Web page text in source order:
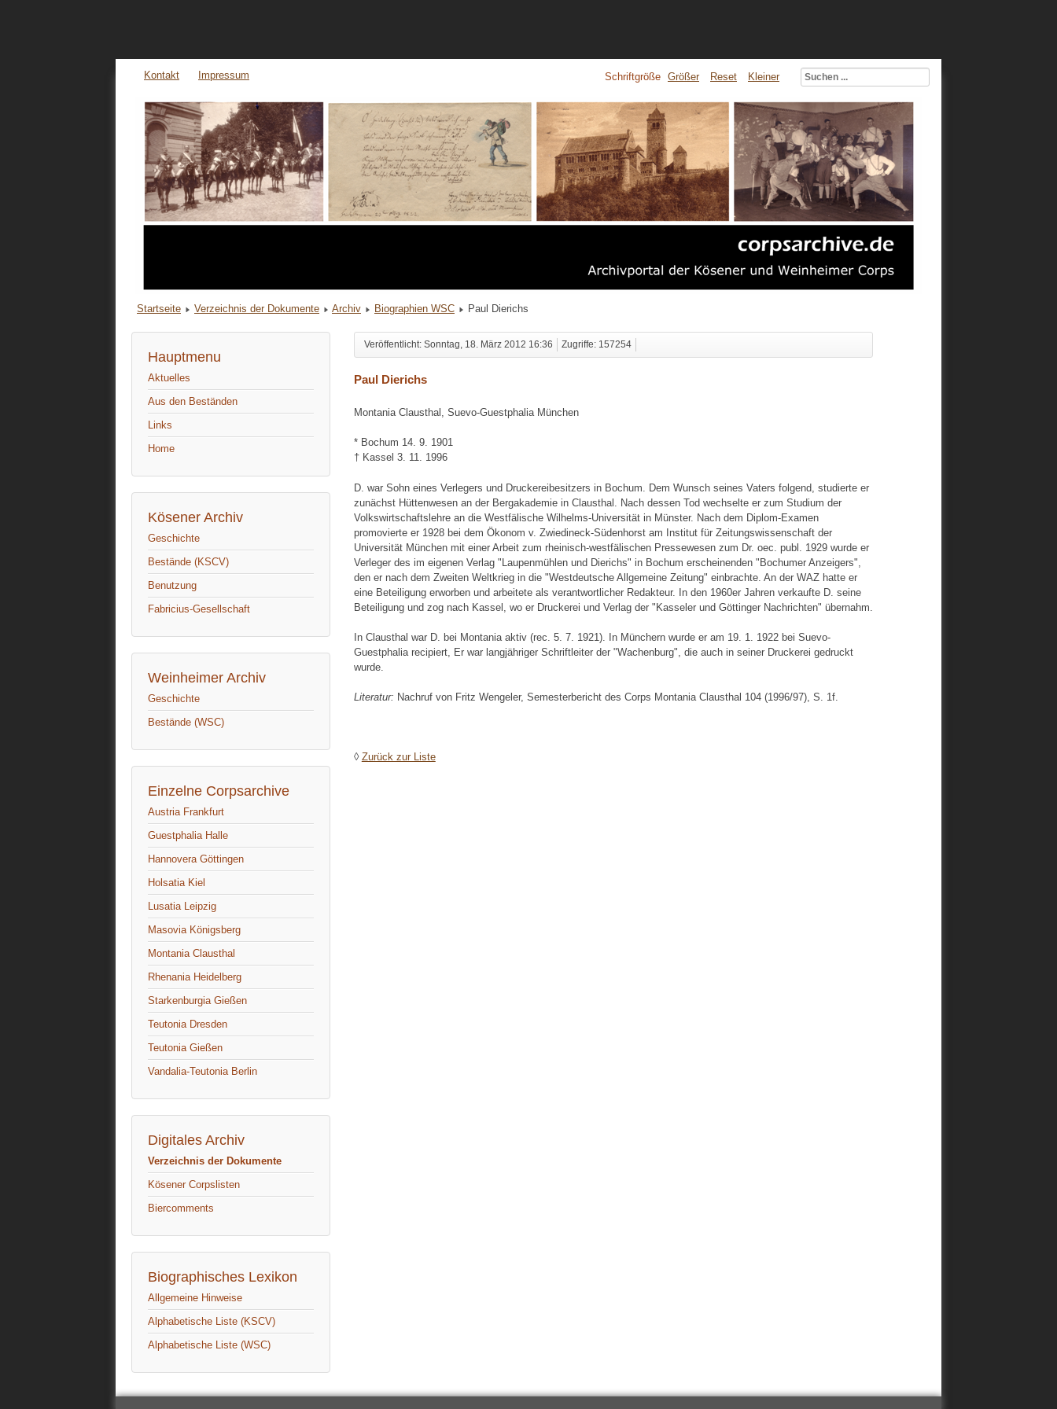
Kontakt Impressum Schriftgröße Größer Reset Kleiner
Startseite Verzeichnis der Dokumente Archiv Biographien WSC Paul Dierichs
Hauptmenu
Aktuelles
Aus den Beständen
Links
Home
Kösener Archiv
Geschichte
Bestände (KSCV)
Benutzung
Fabricius-Gesellschaft
Weinheimer Archiv
Geschichte
Bestände (WSC)
Einzelne Corpsarchive
Austria Frankfurt
Guestphalia Halle
Hannovera Göttingen
Holsatia Kiel
Lusatia Leipzig
Masovia Königsberg
Montania Clausthal
Rhenania Heidelberg
Starkenburgia Gießen
Teutonia Dresden
Teutonia Gießen
Vandalia-Teutonia Berlin
Digitales Archiv
Verzeichnis der Dokumente
Kösener Corpslisten
Biercomments
Biographisches Lexikon
Allgemeine Hinweise
Alphabetische Liste (KSCV)
Alphabetische Liste (WSC)
Veröffentlicht: Sonntag, 18. März 2012 16:36 Zugriffe: 157254
Paul Dierichs
Montania Clausthal, Suevo-Guestphalia München
* Bochum 14. 9. 1901
† Kassel 3. 11. 1996
D. war Sohn eines Verlegers und Druckereibesitzers in Bochum. Dem Wunsch seines Vaters folgend, studierte er
zunächst Hüttenwesen an der Bergakademie in Clausthal. Nach dessen Tod wechselte er zum Studium der
Volkswirtschaftslehre an die Westfälische Wilhelms-Universität in Münster. Nach dem Diplom-Examen
promovierte er 1928 bei dem Ökonom v. Zwiedineck-Südenhorst am Institut für Zeitungswissenschaft der
Universität München mit einer Arbeit zum rheinisch-westfälischen Pressewesen zum Dr. oec. publ. 1929 wurde er
Verleger des im eigenen Verlag "Laupenmühlen und Dierichs" in Bochum erscheinenden "Bochumer Anzeigers",
den er nach dem Zweiten Weltkrieg in die "Westdeutsche Allgemeine Zeitung" einbrachte. An der WAZ hatte er
eine Beteiligung erworben und arbeitete als verantwortlicher Redakteur. In den 1960er Jahren verkaufte D. seine
Beteiligung und zog nach Kassel, wo er Druckerei und Verlag der "Kasseler und Göttinger Nachrichten" übernahm.
In Clausthal war D. bei Montania aktiv (rec. 5. 7. 1921). In Münchern wurde er am 19. 1. 1922 bei Suevo-
Guestphalia recipiert, Er war langjähriger Schriftleiter der "Wachenburg", die auch in seiner Druckerei gedruckt
wurde.
Literatur: Nachruf von Fritz Wengeler, Semesterbericht des Corps Montania Clausthal 104 (1996/97), S. 1f.
◊ Zurück zur Liste